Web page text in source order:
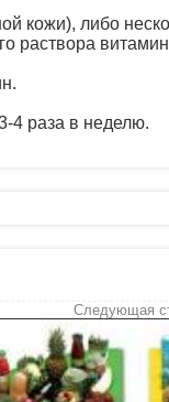
кожи), либо
раствора
4 раза в неделю.
Следующая